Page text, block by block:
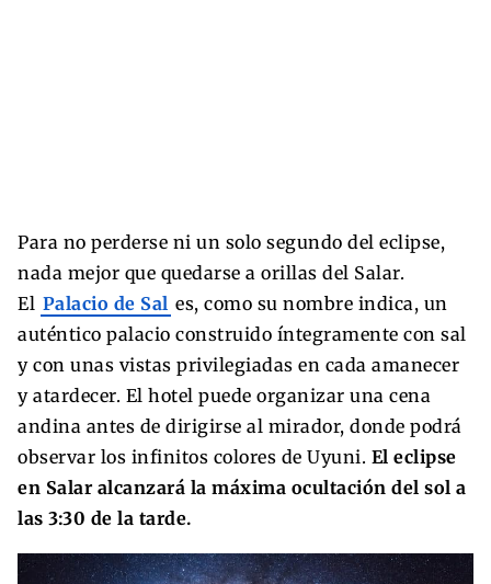
Para no perderse ni un solo segundo del eclipse,
nada mejor que quedarse a orillas del Salar.
El Palacio de Sal es, como su nombre indica, un
auténtico palacio construido íntegramente con sal
y con unas vistas privilegiadas en cada amanecer
y atardecer. El hotel puede organizar una cena
andina antes de dirigirse al mirador, donde podrá
observar los infinitos colores de Uyuni. El eclipse
en Salar alcanzará la máxima ocultación del sol a
las 3:30 de la tarde.